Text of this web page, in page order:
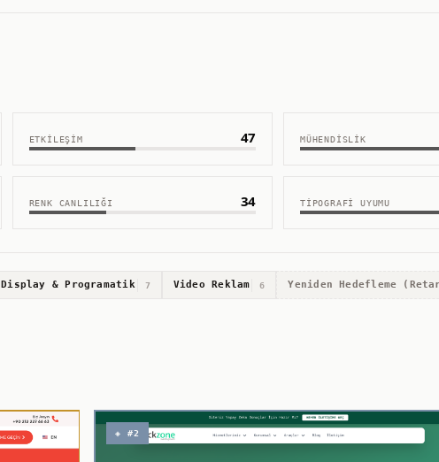
ETKILEŞIM 47 MÜHENDISLIK
RENK CANLILIĞI 34 TIPOGRAFI UYUMU
Display & Programatik 7 Video Reklam 6 Yeniden Hedefleme
◈ #2